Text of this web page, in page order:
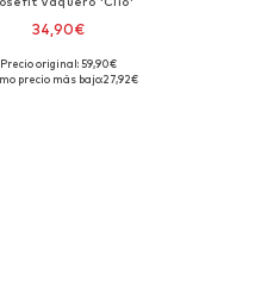
34,90€
disponibles: 152
Precio original: 59,90€
precio más bajo:27,92€